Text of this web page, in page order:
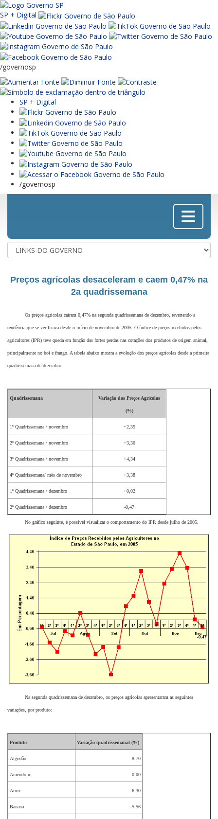
SP + Digital
/governosp
SP + Digital
/governosp
Menu
Preços agrícolas desaceleram e caem 0,47% na
2a quadrissemana
Os preços agrícolas caíram 0,47% na segunda quadrissemana de dezembro, revertendo a
tendência que se verificava desde o início de novembro de 2005. O índice de preços recebidos pelos
agricultores (IPR) teve queda em função das fortes perdas nas cotações dos produtos de origem animal,
principalmente no boi e frango. A tabela abaixo mostra a evolução dos preços agrícolas desde a primeira
quadrissemana de dezembro.
Quadrissemana Variação dos Preços Agrícolas
(%)
1ª Quadrissemana / novembro +2,35
2ª Quadrissemana / novembro +3,30
3ª Quadrissemana / novembro +4,34
4ª Quadrissemana/ mês de novembro +3,38
1ª Quadrissemana / dezembro +0,02
2ª Quadrissemana / dezembro -0,47
No gráfico seguinte, é possível visualizar o comportamento do IPR desde julho de 2005.
Na segunda quadrissemana de dezembro, os preços agrícolas apresentaram as seguintes
variações, por produto:
Produto Variação quadrissemanal (%)
Algodão 8,70
Amendoim 0,00
Arroz 6,30
Banana -5,56